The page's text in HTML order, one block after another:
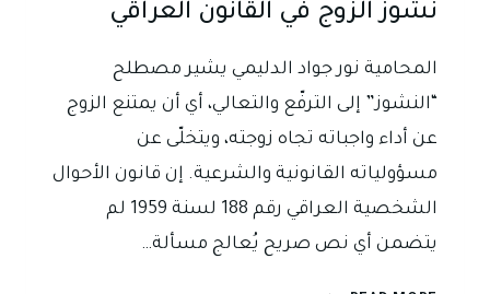
نشوز الزوج في القانون العراقي
المحامية نور جواد الدليمي يشير مصطلح
“النشوز” إلى الترفّع والتعالي، أي أن يمتنع الزوج
عن أداء واجباته تجاه زوجته، ويتخلّى عن
مسؤولياته القانونية والشرعية. إن قانون الأحوال
الشخصية العراقي رقم 188 لسنة 1959 لم
يتضمن أي نص صريح يُعالج مسألة…